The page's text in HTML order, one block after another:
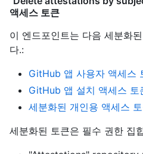
액세스 토큰
이 엔드포인트는 다음 세분화
다.:
GitHub 앱 사용자 액세스
GitHub 앱 설치 액세스 토
세분화된 개인용 액세스
세분화된 토큰은 필수 권한 집